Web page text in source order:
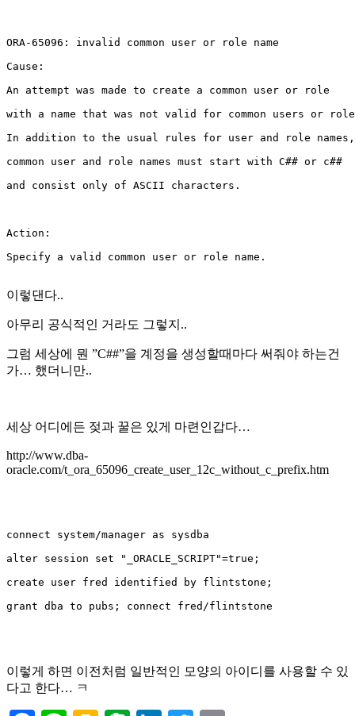
ORA-65096: invalid common user or role name
Cause:
An attempt was made to create a common user or role
with a name that was not valid for common users or
In addition to the usual rules for user and role names,
common user and role names must start with C## or c##
and consist only of ASCII characters.
Action:
Specify a valid common user or role name.
이렇댄다..
아무리 공식적인 거라도 그렇지..
그럼 세상에 뭔 ”C##”을 계정을 생성할때마다 써줘야 하는건
가… 했더니만..
세상 어디에든 젖과 꿀은 있게 마련인갑다…
http://www.dba-
oracle.com/t_ora_65096_create_user_12c_without_c_prefix.htm
connect system/manager as sysdba
alter session set "_ORACLE_SCRIPT"=true;
create user fred identified by flintstone;
grant dba to pubs; connect fred/flintstone
이렇게 하면 이전처럼 일반적인 모양의 아이디를 사용할 수 있
다고 한다… ㅋ